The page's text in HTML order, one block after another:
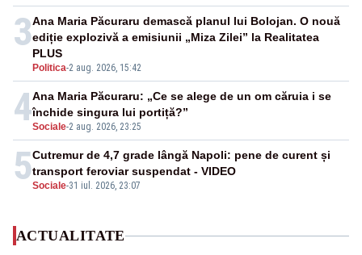
3
Politica-2 aug. 2026, 15:42
Ana Maria Păcuraru demască planul lui Bolojan. O nouă
ediție explozivă a emisiunii „Miza Zilei” la Realitatea
PLUS
4Sociale-2 aug. 2026, 23:25
Ana Maria Păcuraru: „Ce se alege de un om căruia i se
închide singura lui portiță?”
5Sociale-31 iul. 2026, 23:07
Cutremur de 4,7 grade lângă Napoli: pene de curent și
transport feroviar suspendat - VIDEO
ACTUALITATE